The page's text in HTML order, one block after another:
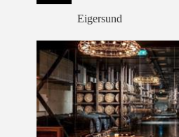
Eigersund